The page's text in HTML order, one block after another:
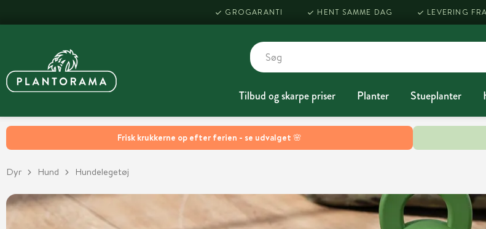
Frisk krukkerne op efter ferien - se udvalget 🌸
GROGARANTI HENT SAMME DAG LEVERING
Tilbud og skarpe priser Planter Stueplanter
Dyr Hund Hundelegetøj